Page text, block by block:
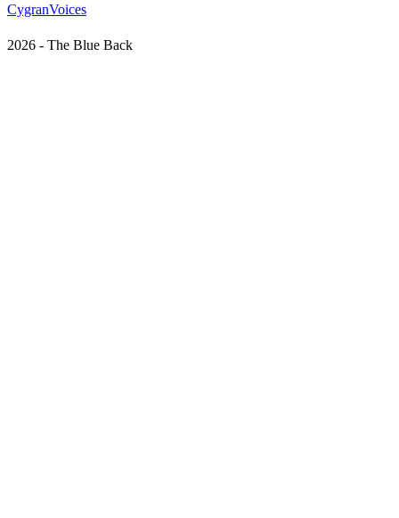
CygranVoices
2026 - The Blue Back